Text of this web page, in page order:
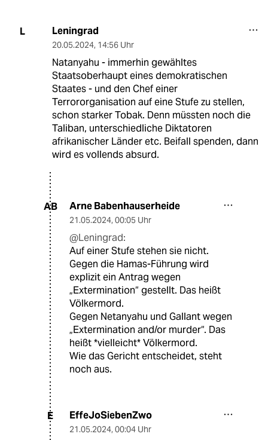
L Leningrad
20.05.2024, 14:56 Uhr
Natanyahu - immerhin gewähltes
Staatsoberhaupt eines demokratischen
Staates - und den Chef einer
Terrororganisation auf eine Stufe zu stellen,
schon starker Tobak. Denn müssten noch die
Taliban, unterschiedliche Diktatoren
afrikanischer Länder etc. Beifall spenden, dann
wird es vollends absurd.
AB Arne Babenhauserheide
21.05.2024, 00:05 Uhr
@Leningrad:
Auf einer Stufe stehen sie nicht.
Gegen die Hamas-Führung wird
explizit ein Antrag wegen
„Extermination“ gestellt. Das heißt
Völkermord.
Gegen Netanyahu und Gallant wegen
„Extermination and/or murder“. Das
heißt *vielleicht* Völkermord.
Wie das Gericht entscheidet, steht
noch aus.
E EffeJoSiebenZwo
21.05.2024, 00:04 Uhr